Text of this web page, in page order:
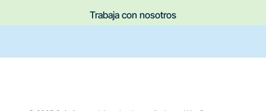
Trabaja con nosotros